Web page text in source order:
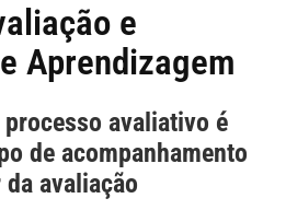
e
Aprendizagem
avaliativo é
de acompanhamento
avaliação